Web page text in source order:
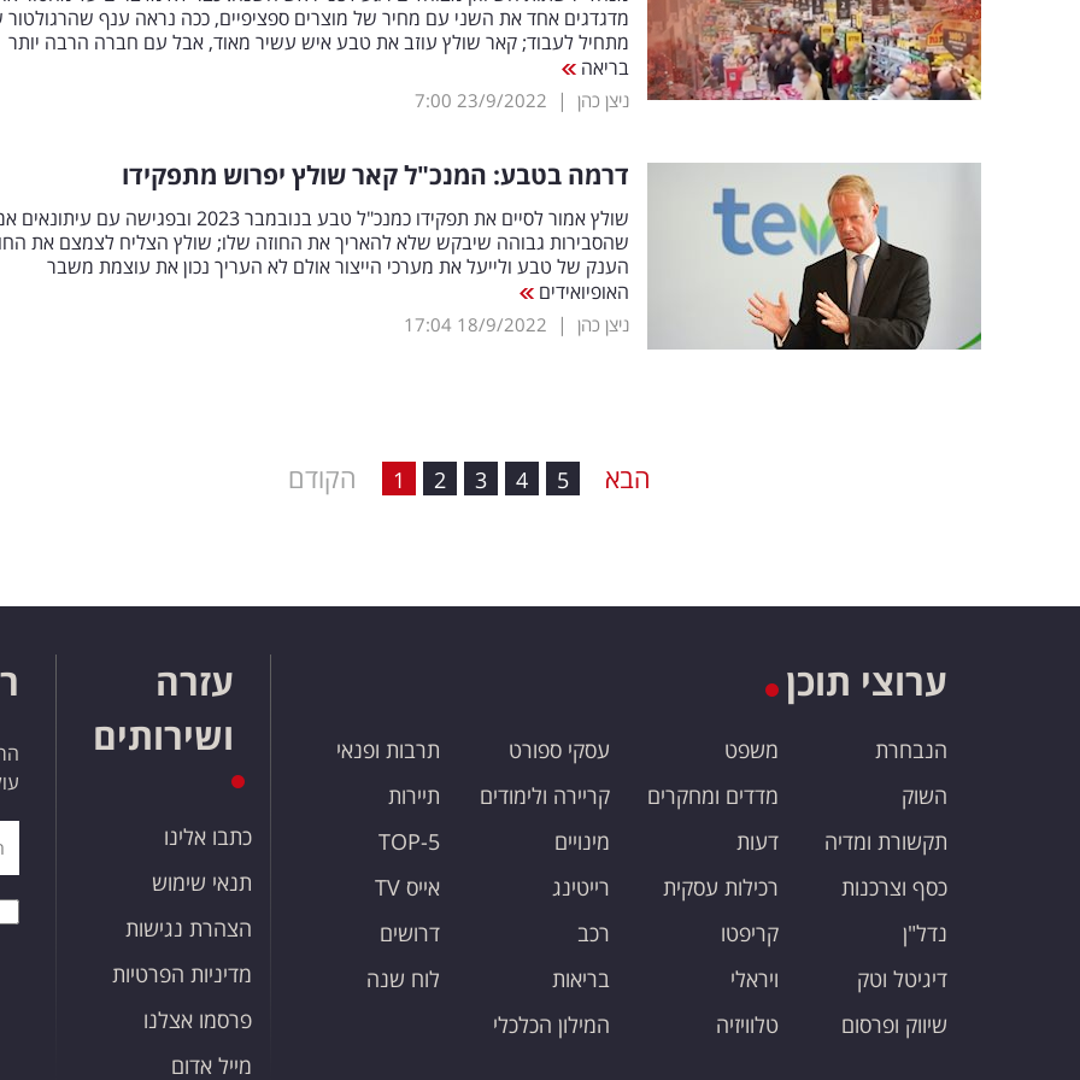
מדגדגים אחד את השני עם מחיר של מוצרים ספציפיים, ככה נראה ענף שהרגולטור
מתחיל לעבוד; קאר שולץ עוזב את טבע איש עשיר מאוד, אבל עם חברה הרבה יותר
בריאה
ניצן כהן |
23/9/2022
7:00
דרמה בטבע: המנכ"ל קאר שולץ יפרוש מתפקידו
שולץ אמור לסיים את תפקידו כמנכ"ל טבע בנובמבר 2023 ובפגישה עם
שהסבירות גבוהה שיבקש שלא להאריך את החוזה שלו; שולץ הצליח לצמצם את
הענק של טבע ולייעל את מערכי הייצור אולם לא העריך נכון את עוצמת משבר
האופיואידים
ניצן כהן |
18/9/2022
17:04
הקודם 1 2 3 4 5 הבא
ערוצי תוכן
הנבחרת
השוק
תקשורת ומדיה
כסף וצרכנות
נדל"ן
דיגיטל וטק
שיווק ופרסום
משפט
מדדים ומחקרים
דעות
רכילות עסקית
קריפטו
ויראלי
טלוויזיה
עסקי ספורט
קריירה ולימודים
מינויים
רייטינג
רכב
בריאות
המילון הכלכלי
תרבות ופנאי
תיירות
TOP-5
אייס TV
דרושים
לוח שנה
עזרה
ושירותים
כתבו אלינו
תנאי שימוש
הצהרת נגישות
מדיניות הפרטיות
פרסמו אצלנו
מייל אדום